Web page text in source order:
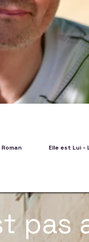
Elle est Lui -
pas